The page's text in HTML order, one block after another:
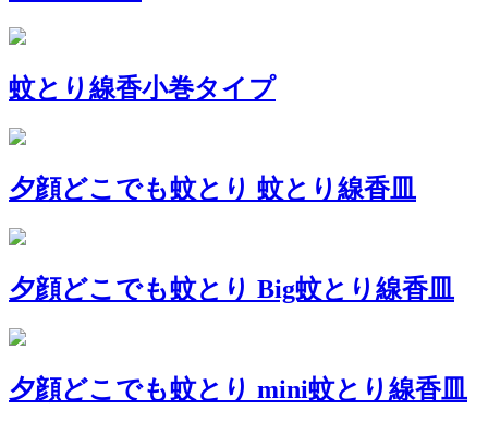
蚊とり線香小巻タイプ
夕顔どこでも蚊とり 蚊とり線香皿
夕顔どこでも蚊とり Big蚊とり線香皿
夕顔どこでも蚊とり mini蚊とり線香皿